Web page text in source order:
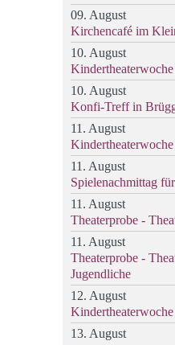
09. August
Kirchencafé im
10. August
10. August
Konfi-Treff in
11. August
11. August
Spielenachmittag
11. August
Theaterprobe -
11. August
Theaterprobe -
Jugendliche
12. August
13. August